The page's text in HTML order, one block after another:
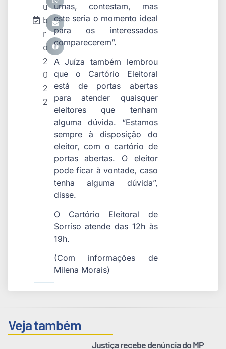
u
b
r
o
2
0
2
2
urnas, contestam, mas
este seria o momento ideal
para os interessados
comparecerem”.
A Juíza também lembrou
que o Cartório Eleitoral
está de portas abertas
para atender quaisquer
eleitores que tenham
alguma dúvida. “Estamos
sempre à disposição do
eleitor, com o cartório de
portas abertas. O eleitor
pode ficar à vontade, caso
tenha alguma dúvida”,
disse.
O Cartório Eleitoral de
Sorriso atende das 12h às
19h.
(Com informações de
Milena Morais)
Veja também
Justiça recebe denúncia do MP